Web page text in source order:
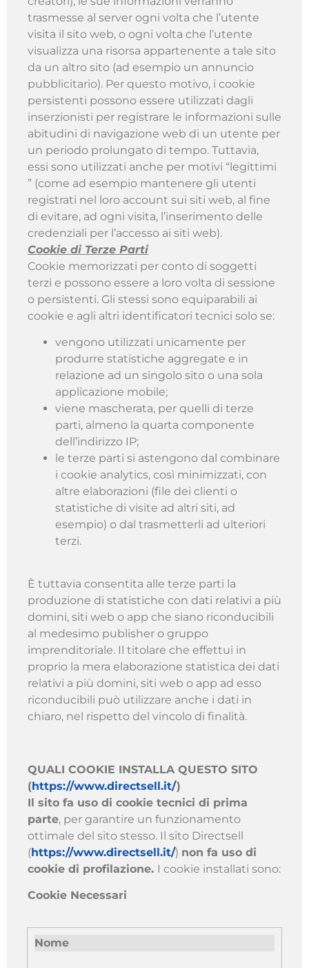
trasmesse al server ogni volta che l’utente
visita il sito web, o ogni volta che l’utente
visualizza una risorsa appartenente a tale sito
da un altro sito (ad esempio un annuncio
pubblicitario). Per questo motivo, i cookie
persistenti possono essere utilizzati dagli
inserzionisti per registrare le informazioni sulle
abitudini di navigazione web di un utente per
un periodo prolungato di tempo. Tuttavia,
essi sono utilizzati anche per motivi “legittimi
” (come ad esempio mantenere gli utenti
registrati nel loro account sui siti web, al fine
di evitare, ad ogni visita, l’inserimento delle
credenziali per l’accesso ai siti web).
Cookie di Terze Parti
Cookie memorizzati per conto di soggetti
terzi e possono essere a loro volta di sessione
o persistenti. Gli stessi sono equiparabili ai
cookie e agli altri identificatori tecnici solo se:
vengono utilizzati unicamente per
produrre statistiche aggregate e in
relazione ad un singolo sito o una sola
applicazione mobile;
viene mascherata, per quelli di terze
parti, almeno la quarta componente
dell’indirizzo IP;
le terze parti si astengono dal combinare
i cookie analytics, così minimizzati, con
altre elaborazioni (file dei clienti o
statistiche di visite ad altri siti, ad
esempio) o dal trasmetterli ad ulteriori
terzi.
È tuttavia consentita alle terze parti la
produzione di statistiche con dati relativi a più
domini, siti web o app che siano riconducibili
al medesimo publisher o gruppo
imprenditoriale. Il titolare che effettui in
proprio la mera elaborazione statistica dei dati
relativi a più domini, siti web o app ad esso
riconducibili può utilizzare anche i dati in
chiaro, nel rispetto del vincolo di finalità.
QUALI COOKIE INSTALLA QUESTO SITO
(https://www.directsell.it/)
Il sito fa uso di cookie tecnici di prima
parte, per garantire un funzionamento
ottimale del sito stesso. Il sito Directsell
(https://www.directsell.it/) non fa uso di
cookie di profilazione. I cookie installati sono:
Cookie Necessari
Nome